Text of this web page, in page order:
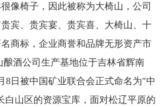
像椅子，因此被称为大椅山，公司
宾、贵宾宴、贵宾喜、大椅山、十
商标，企业商誉和品牌无形资产市
酒公司生产基地位于吉林省辉南
8日被中国矿业联合会正式命名为"中
白山区的资源宝库，面对松辽平原的